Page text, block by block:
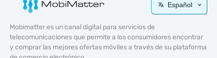
Español
Mobimatter es un canal digital para servicios de
telecomunicaciones que permite a los consumidores encontrar
y comprar las mejores ofertas móviles a través de su plataforma